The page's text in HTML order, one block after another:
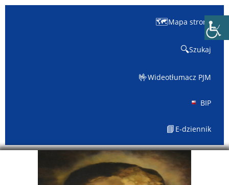
🗺️Mapa strony
🔍Szukaj
🤟Wideotłumacz PJM
BIP
📘 E-dziennik